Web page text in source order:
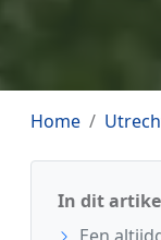
Home
In dit
Een